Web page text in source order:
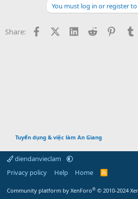
You must log in or register
Share: FacebookX (Twitter)
LinkedInReddit
Tuyển dụng & việc làm An Giang
diendanvieclam
Privacy policy
Help Home
R
Community platform by XenForo® © 2010-2024